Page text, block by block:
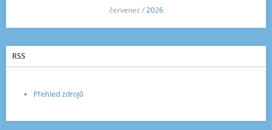
červenec /2026
RSS
Přehled zdrojů